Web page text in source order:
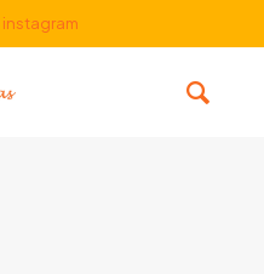
instagram